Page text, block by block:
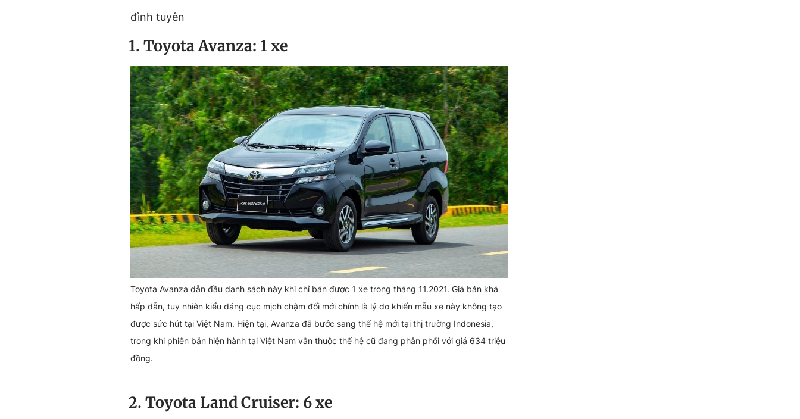
đình tuyên
1. Toyota Avanza: 1 xe
Toyota Avanza dẫn đầu danh sách này khi chỉ bán được 1 xe trong tháng 11.2021. Giá bán khá
hấp dẫn, tuy nhiên kiểu dáng cục mịch chậm đổi mới chính là lý do khiến mẫu xe này không tạo
được sức hút tại Việt Nam. Hiện tại, Avanza đã bước sang thế hệ mới tại thị trường Indonesia,
trong khi phiên bản hiện hành tại Việt Nam vẫn thuộc thế hệ cũ đang phân phối với giá 634 triệu
đồng.
2. Toyota Land Cruiser: 6 xe